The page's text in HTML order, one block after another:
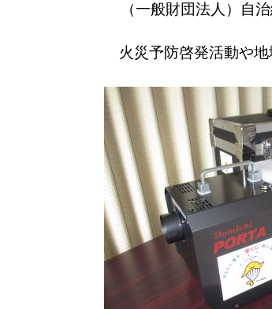
（一般財団法人）自
火災予防啓発活動や地